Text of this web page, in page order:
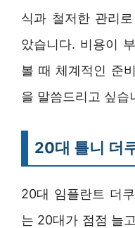
식과 철저한 관리
았습니다. 비용이
볼 때 체계적인 준
을 말씀드리고 싶습
20대 틀니 더
20대 임플란트 더
는 20대가 점점 늘